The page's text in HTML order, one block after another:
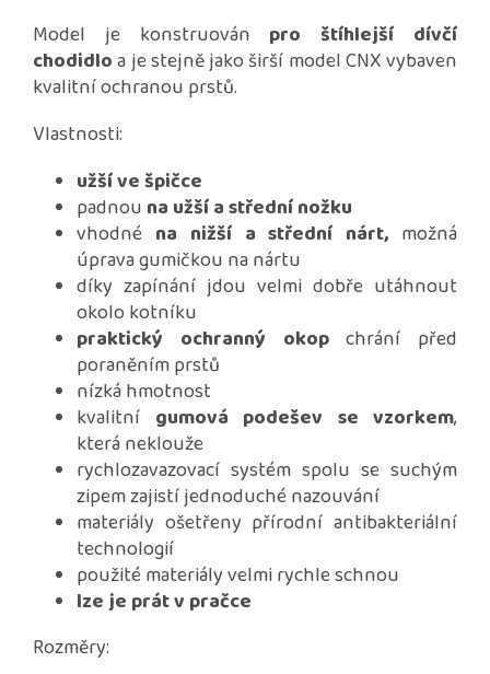
Model je konstruován pro štíhlejší dívčí
chodidloa je stejně jako širší model CNX vybaven
kvalitní ochranou prstů.
Vlastnosti:
užší ve špičce
padnou na užší a střední nožku
vhodné na nižší a střední nárt, možná
úprava gumičkou na nártu
díky zapínání jdou velmi dobře utáhnout
okolo kotníku
praktický ochranný okopchrání před
poraněním prstů
nízká hmotnost
kvalitní gumová podešev se vzorkem,
která neklouže
rychlozavazovací systém spolu se suchým
zipem zajistí jednoduché nazouvání
materiály ošetřeny přírodní antibakteriální
technologií
použité materiály velmi rychle schnou
lze je prát v pračce
Rozměry: